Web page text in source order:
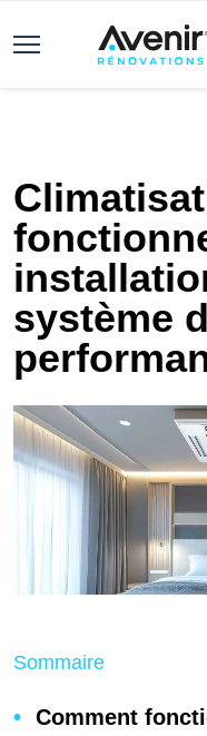
système
Sommaire
Comment